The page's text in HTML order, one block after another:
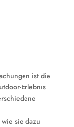
ist die
Erlebnis
sie dazu